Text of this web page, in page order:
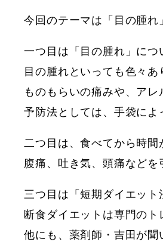
今回のテーマは「目の腫れ
一つ目は「目の腫れ」につ
目の腫れといっても色々
ものもらいの痛みや、アレ
予防法としては、手袋によ
二つ目は、食べてから時間
腹痛、吐き気、頭痛などを
三つ目は「短期ダイエット
断食ダイエットは専門のト
他にも、薬剤師・吉田が聞